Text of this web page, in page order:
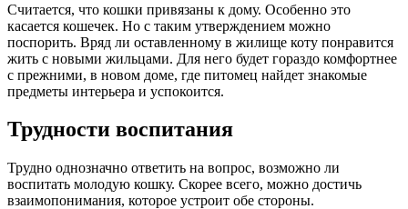
Считается, что кошки привязаны к дому. Особенно это
касается кошечек. Но с таким утверждением можно
поспорить. Вряд ли оставленному в жилище коту понравится
жить с новыми жильцами. Для него будет гораздо комфортнее
с прежними, в новом доме, где питомец найдет знакомые
предметы интерьера и успокоится.
Трудности воспитания
Трудно однозначно ответить на вопрос, возможно ли
воспитать молодую кошку. Скорее всего, можно достичь
взаимопонимания, которое устроит обе стороны.